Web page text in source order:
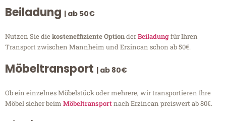
Beiladung | ab 50€
Nutzen Sie diekosteneffiziente OptionderBeiladungfür Ihren
Transport zwischen Mannheim und Erzincan schon ab 50€.
Möbeltransport | ab 80€
Ob ein einzelnes Möbelstück oder mehrere, wir transportieren Ihre
Möbel sicher beim Möbeltransportnach Erzincan preiswert ab 80€.